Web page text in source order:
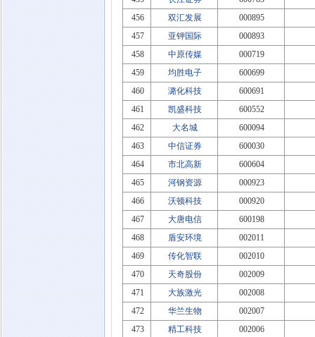
456
双汇发展
000895
457
亚钾国际
000893
458
中原传媒
000719
459
均胜电子
600699
460
潞化科技
600691
461
凯盛科技
600552
462
大名城
600094
463
中信证券
600030
464
市北高新
600604
465
河钢资源
000923
466
沃顿科技
000920
467
大唐电信
600198
468
盾安环境
002011
469
传化智联
002010
470
天奇股份
002009
471
大族激光
002008
472
华兰生物
002007
473
精工科技
002006